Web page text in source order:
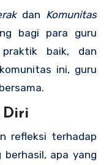
dan Komunitas
bagi para guru
praktik baik, dan
ini, guru
Diri
refleksi terhadap
berhasil, apa yang